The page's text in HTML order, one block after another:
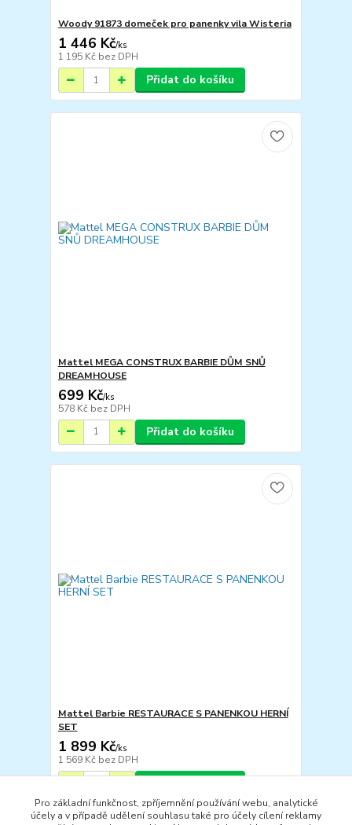
Woody 91873 domeček pro panenky vila Wisteria
1 446 Kč/ks
1 195 Kč bez DPH
Přidat do košíku
Mattel MEGA CONSTRUX BARBIE DŮM SNŮ
DREAMHOUSE
699 Kč/ks
578 Kč bez DPH
Přidat do košíku
Mattel Barbie RESTAURACE S PANENKOU HERNÍ
SET
1 899 Kč/ks
1 569 Kč bez DPH
Pro základní funkčnost, zpříjemnění používání webu, analytické
účely a v případě udělení souhlasu také pro účely cílení reklamy